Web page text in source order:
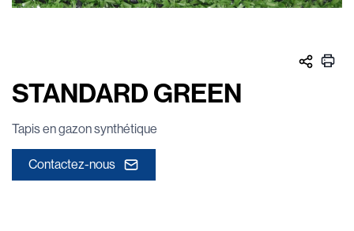
STANDARD GREEN
Tapis en gazon synthétique
Contactez-nous